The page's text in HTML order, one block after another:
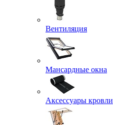
Вентиляция
Мансардные окна
Аксессуары кровли